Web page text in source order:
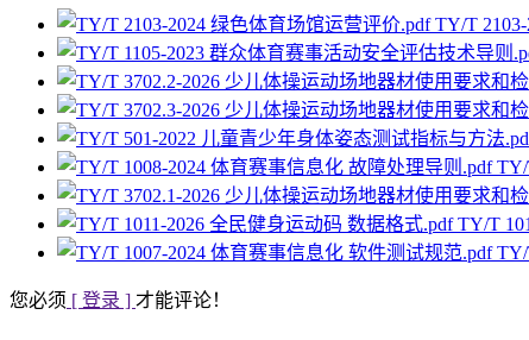
TY/T
TY/T
您必须 [ 登录 ] 才能评论！